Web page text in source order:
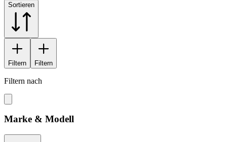
Sortieren
Filtern Filtern
Filtern nach
Marke & Modell